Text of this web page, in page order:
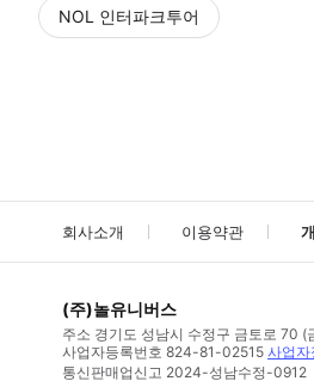
NOL 인터파크투어
회사소개 이용약관
(주)놀유니버스
주소 경기도 성남시 수정구 금토로 70 (
사업자등록번호 824-81-02515 사업자
통신판매업신고 2024-성남수정-0912